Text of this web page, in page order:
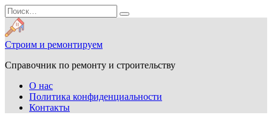
Перейти
к
содержанию
Search
for:
Строим и ремонтируем
Справочник по ремонту и строительству
О нас
Политика конфиденциальности
Контакты